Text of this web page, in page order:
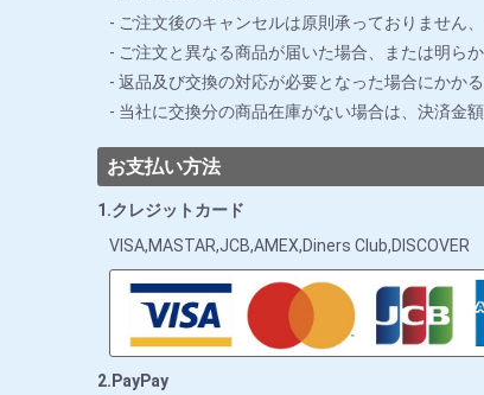
ご注文後のキャンセルは原則承っておりません
ご注文と異なる商品が届いた場合、または明ら
返品及び交換の対応が必要となった場合にかか
当社に交換分の商品在庫がない場合は、決済金
お支払い方法
1.クレジットカード
VISA,MASTAR,JCB,AMEX,Diners Club,DISCOVER
2.PayPay